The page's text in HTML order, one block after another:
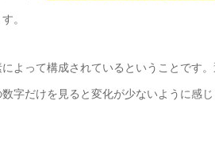
。
よって構成されているということです
字だけを見ると変化が少ないように感